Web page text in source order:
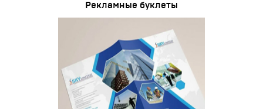
Рекламные буклеты